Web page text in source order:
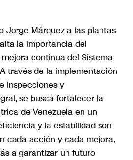
Jorge Márquez a las plantas
la importancia del
continua del Sistema
través de la implementación
Inspecciones y
se busca fortalecer la
de Venezuela en un
y la estabilidad son
cada acción y cada mejora,
a garantizar un futuro